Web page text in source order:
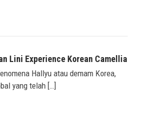
Lini Experience Korean Camellia
Hallyu atau demam Korea,